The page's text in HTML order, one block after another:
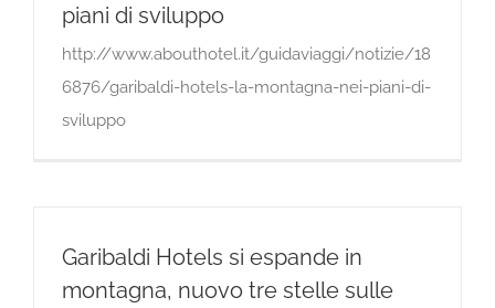
piani di sviluppo
http://www.abouthotel.it/guidaviaggi/notizie/18
6876/garibaldi-hotels-la-montagna-nei-piani-di-
sviluppo
Garibaldi Hotels si espande in
montagna, nuovo tre stelle sulle